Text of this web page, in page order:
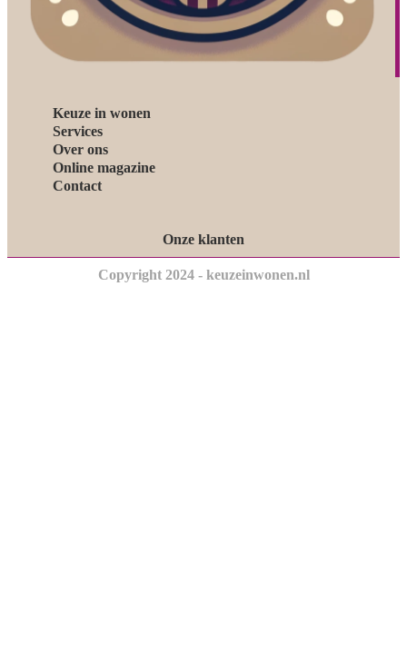
Keuze in wonen
Services
Over ons
Online magazine
Contact
Onze klanten
Copyright 2024 - keuzeinwonen.nl